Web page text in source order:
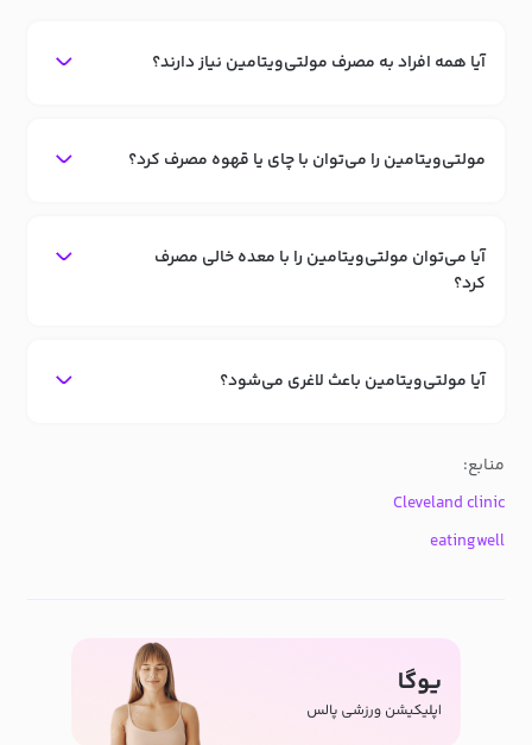
آیا همه افراد به مصرف مولتی‌ویتامین نیاز دارند؟
مولتی‌ویتامین را می‌توان با چای یا قهوه مصرف کرد؟
آیا می‌توان مولتی‌ویتامین را با معده خالی مصرف
کرد؟
آیا مولتی‌ویتامین باعث لاغری می‌شود؟
منابع:
Cleveland clinic
eatingwell